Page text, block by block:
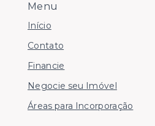
Menu
Início
Contato
Financie
Negocie seu Imóvel
Áreas para Incorporação